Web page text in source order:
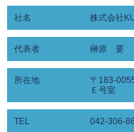
社名 株式会社
代表者 榊原 要
所在地
〒183-
Ｅ号室
TEL 042-306-